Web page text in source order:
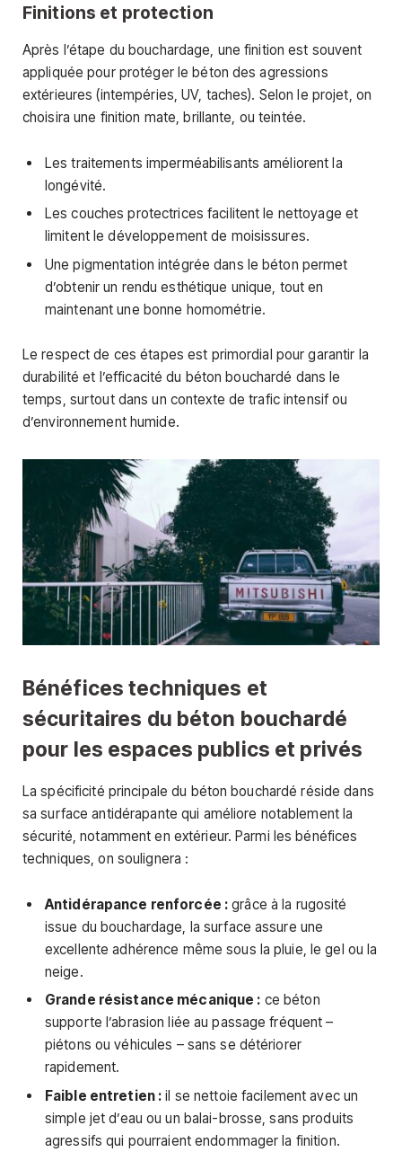
Finitions et protection
Après l’étape du bouchardage, une finition est souvent
appliquée pour protéger le béton des agressions
extérieures (intempéries, UV, taches). Selon le projet, on
choisira une finition mate, brillante, ou teintée.
Les traitements imperméabilisants améliorent la
longévité.
Les couches protectrices facilitent le nettoyage et
limitent le développement de moisissures.
Une pigmentation intégrée dans le béton permet
d’obtenir un rendu esthétique unique, tout en
maintenant une bonne homométrie.
Le respect de ces étapes est primordial pour garantir la
durabilité et l’efficacité du béton bouchardé dans le
temps, surtout dans un contexte de trafic intensif ou
d’environnement humide.
Bénéfices techniques et
sécuritaires du béton bouchardé
pour les espaces publics et privés
La spécificité principale du béton bouchardé réside dans
sa surface antidérapante qui améliore notablement la
sécurité, notamment en extérieur. Parmi les bénéfices
techniques, on soulignera :
Antidérapance renforcée : grâce à la rugosité
issue du bouchardage, la surface assure une
excellente adhérence même sous la pluie, le gel ou la
neige.
Grande résistance mécanique : ce béton
supporte l’abrasion liée au passage fréquent –
piétons ou véhicules – sans se détériorer
rapidement.
Faible entretien : il se nettoie facilement avec un
simple jet d’eau ou un balai-brosse, sans produits
agressifs qui pourraient endommager la finition.